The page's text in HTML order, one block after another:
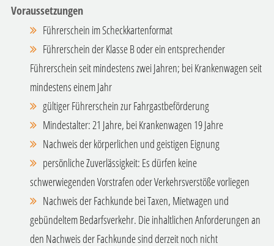
Voraussetzungen
Führerschein im Scheckkartenformat
Führerschein der Klasse B oder ein entsprechender
Führerschein seit mindestens zwei Jahren; bei Krankenwagen seit
mindestens einem Jahr
gültiger Führerschein zur Fahrgastbeförderung
Mindestalter: 21 Jahre, bei Krankenwagen 19 Jahre
Nachweis der körperlichen und geistigen Eignung
persönliche Zuverlässigkeit: Es dürfen keine
schwerwiegenden Vorstrafen oder Verkehrsverstöße vorliegen
Nachweis der Fachkunde bei Taxen, Mietwagen und
gebündeltem Bedarfsverkehr. Die inhaltlichen Anforderungen an
den Nachweis der Fachkunde sind derzeit noch nicht